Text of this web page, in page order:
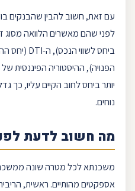
עם זאת, חשוב להבין שהבנקים
לפני שהם מאשרים הלוואה מסוג
ביחס לשווי הנכס), ה-DTI (יחס
הפנויה), ההיסטוריה הפיננסית
יותר ביחס לחוב הקיים עליו, כך
נוחים.
מה חשוב לדעת
משכנתא לכל מטרהשונה
אספקטים מהותיים. ראשית,